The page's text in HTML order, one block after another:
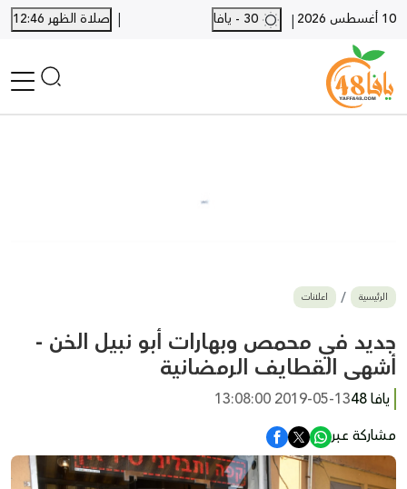
10 أغسطس 2026 |
| صلاة الظهر 12:46
بيع وشراء
أخبار القدس
وفيات
المزيد
ارسل خبر
الرئيسية اعلانات
جديد في محمص وبهارات أبو نبيل الخن -
أشهى القطايف الرمضانية
يافا 48
2019-05-13 13:08:00
مشاركة عبر